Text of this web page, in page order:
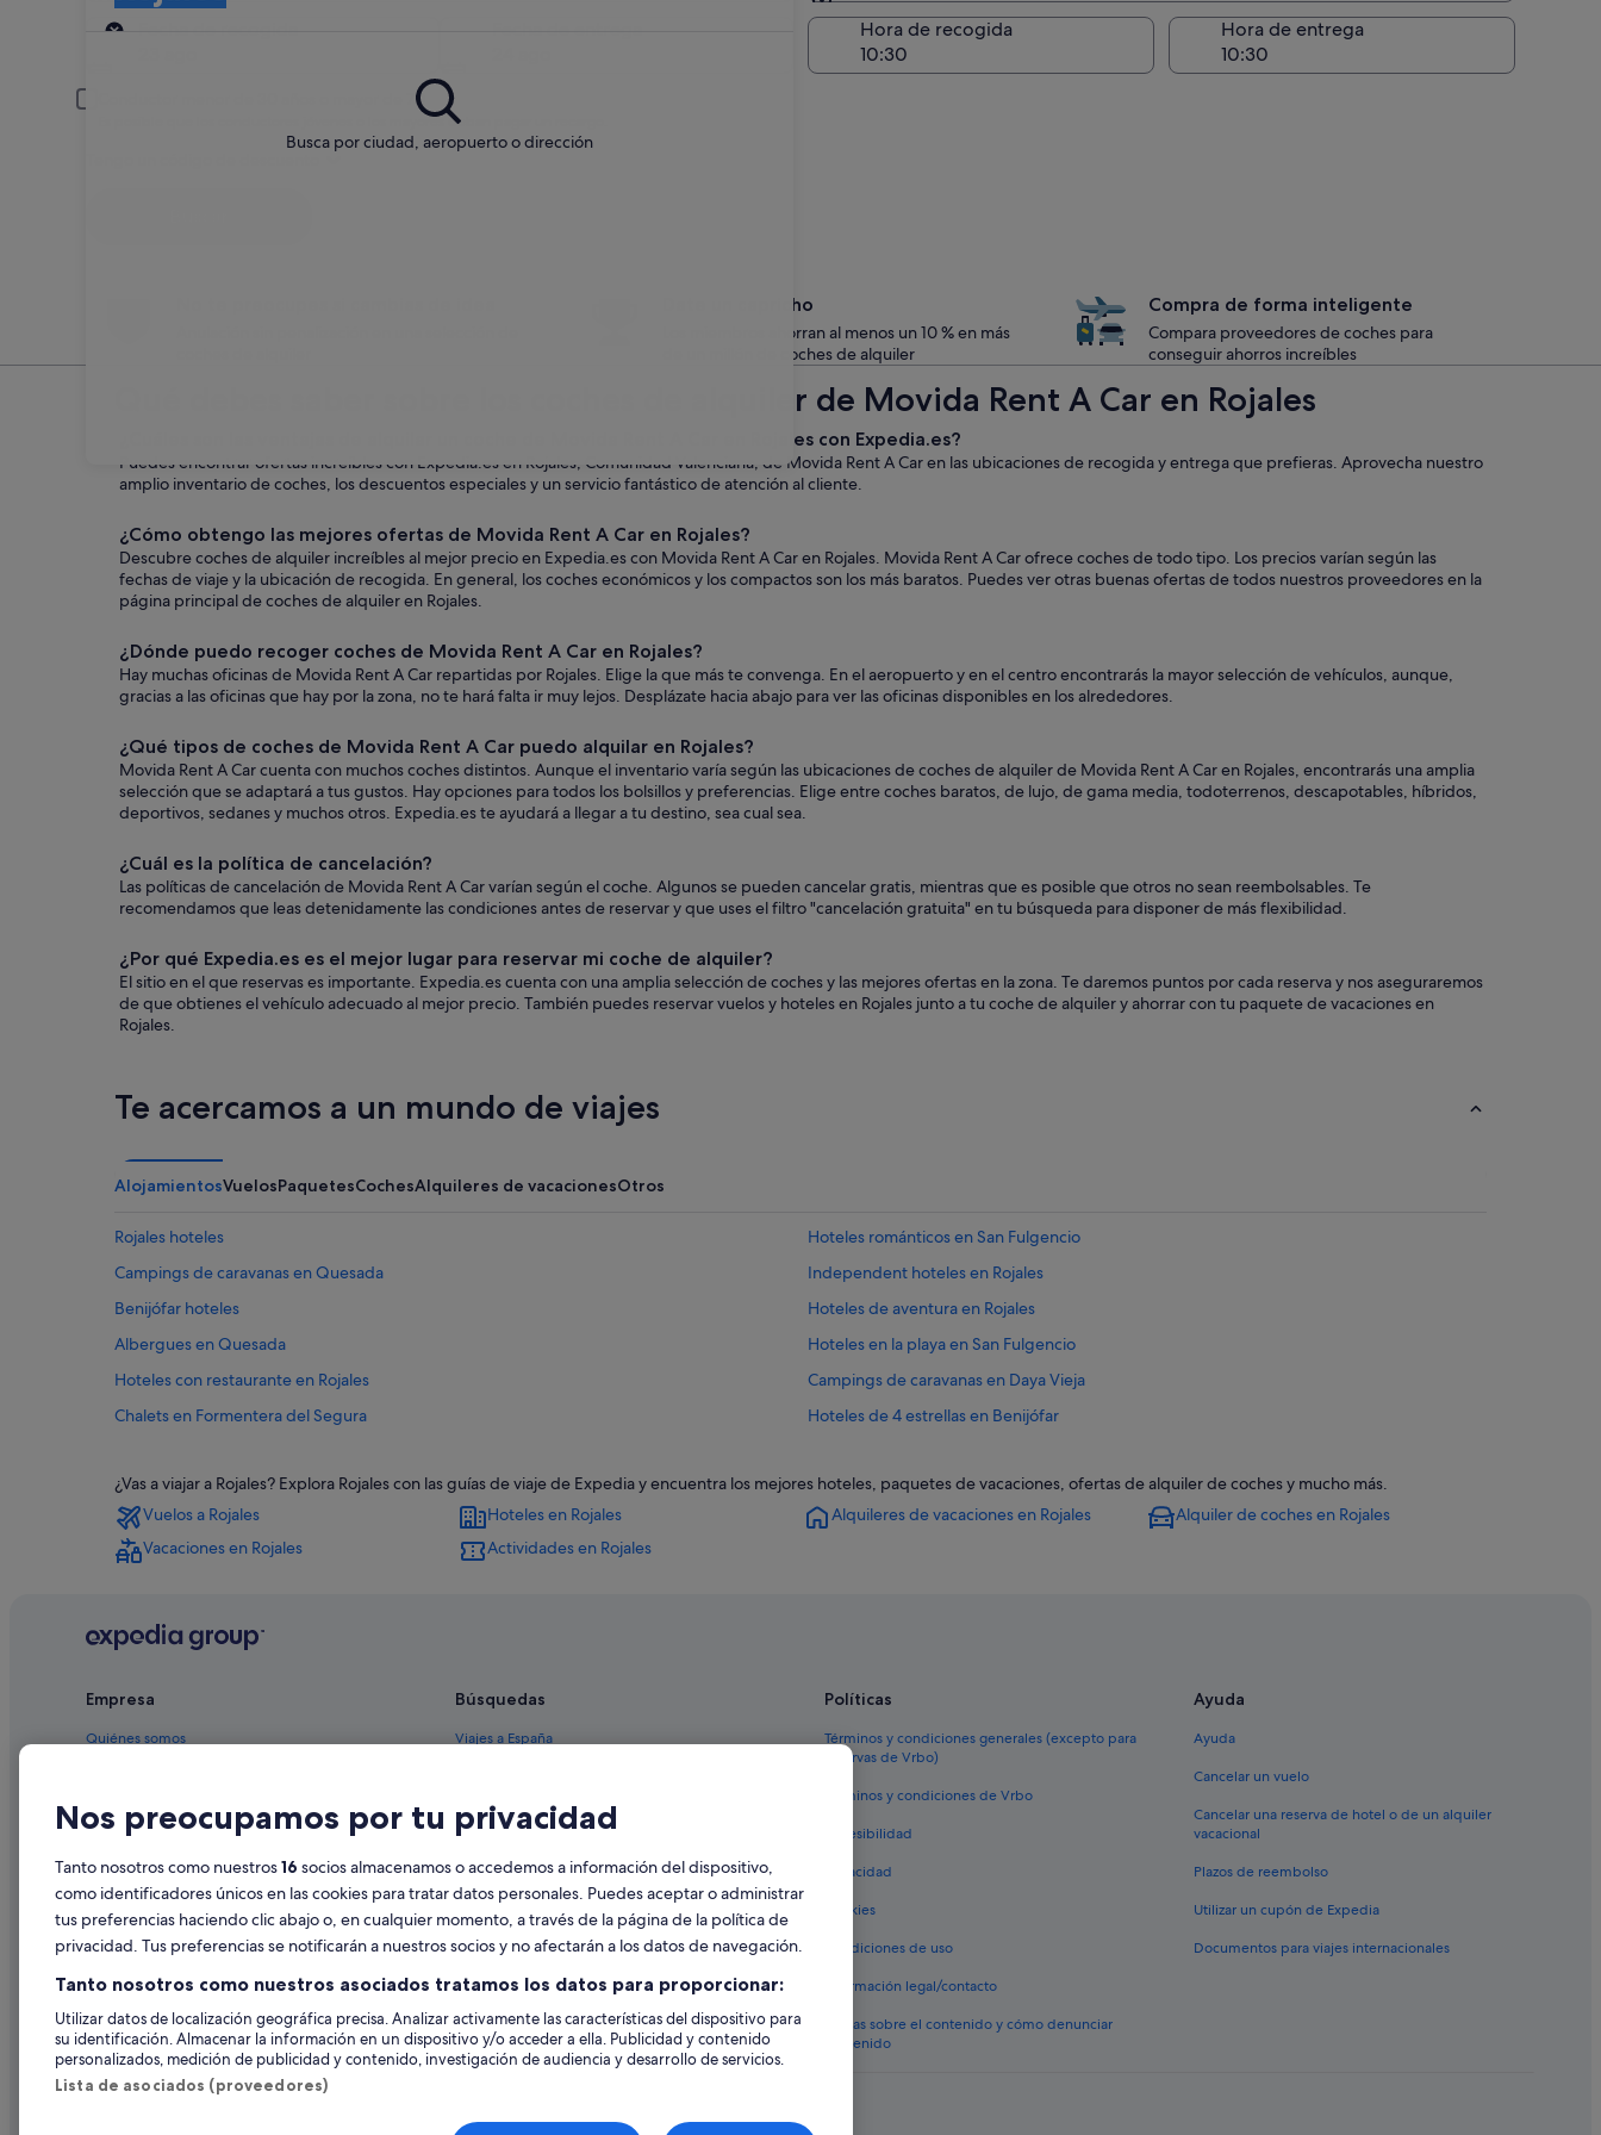
Busca por ciudad, aeropuerto o dirección
Recogida
Entrega en el lugar de recogida
Hora de recogida Hora de entrega
Conductor menor de 30 años o mayor de 70
Es posible que los conductores jóvenes o los mayores deban pagar un recargo.
Date un capricho
Los miembros ahorran al menos un 10 % en más
de un millón de coches de alquiler
Compra de forma inteligente
Compara proveedores de coches para
conseguir ahorros increíbles
Qué debes saber sobre los coches de alquiler de Movida Rent A Car en Rojales
¿Cuáles son las ventajas de alquilar un coche de Movida Rent A Car en Rojales con Expedia.es?
Puedes encontrar ofertas increíbles con Expedia.es en Rojales, Comunidad Valenciana, de Movida Rent A Car en las ubicaciones de recogida y entrega que prefieras. Aprovecha nuestro
amplio inventario de coches, los descuentos especiales y un servicio fantástico de atención al cliente.
¿Cómo obtengo las mejores ofertas de Movida Rent A Car en Rojales?
Descubre coches de alquiler increíbles al mejor precio en Expedia.es con Movida Rent A Car en Rojales. Movida Rent A Car ofrece coches de todo tipo. Los precios varían según las
fechas de viaje y la ubicación de recogida. En general, los coches económicos y los compactos son los más baratos. Puedes ver otras buenas ofertas de todos nuestros proveedores en la
página principal de coches de alquiler en Rojales.
¿Dónde puedo recoger coches de Movida Rent A Car en Rojales?
Hay muchas oficinas de Movida Rent A Car repartidas por Rojales. Elige la que más te convenga. En el aeropuerto y en el centro encontrarás la mayor selección de vehículos, aunque,
gracias a las oficinas que hay por la zona, no te hará falta ir muy lejos. Desplázate hacia abajo para ver las oficinas disponibles en los alrededores.
¿Qué tipos de coches de Movida Rent A Car puedo alquilar en Rojales?
Movida Rent A Car cuenta con muchos coches distintos. Aunque el inventario varía según las ubicaciones de coches de alquiler de Movida Rent A Car en Rojales, encontrarás una amplia
selección que se adaptará a tus gustos. Hay opciones para todos los bolsillos y preferencias. Elige entre coches baratos, de lujo, de gama media, todoterrenos, descapotables, híbridos,
deportivos, sedanes y muchos otros. Expedia.es te ayudará a llegar a tu destino, sea cual sea.
¿Cuál es la política de cancelación?
Las políticas de cancelación de Movida Rent A Car varían según el coche. Algunos se pueden cancelar gratis, mientras que es posible que otros no sean reembolsables. Te
recomendamos que leas detenidamente las condiciones antes de reservar y que uses el filtro "cancelación gratuita" en tu búsqueda para disponer de más flexibilidad.
¿Por qué Expedia.es es el mejor lugar para reservar mi coche de alquiler?
El sitio en el que reservas es importante. Expedia.es cuenta con una amplia selección de coches y las mejores ofertas en la zona. Te daremos puntos por cada reserva y nos aseguraremos
de que obtienes el vehículo adecuado al mejor precio. También puedes reservar vuelos y hoteles en Rojales junto a tu coche de alquiler y ahorrar con tu paquete de vacaciones en
Rojales.
Te acercamos a un mundo de viajes
AlojamientosVuelosPaquetesCochesAlquileres de vacacionesOtros
Rojales hoteles
Hoteles románticos en San Fulgencio
Campings de caravanas en Quesada
Independent hoteles en Rojales
Benijófar hoteles
Hoteles de aventura en Rojales
Albergues en Quesada
Hoteles en la playa en San Fulgencio
Hoteles con restaurante en Rojales
Campings de caravanas en Daya Vieja
Chalets en Formentera del Segura
Hoteles de 4 estrellas en Benijófar
Hoteles cerca de Campo de golf La Marquesa
Apartamentos en San Fulgencio
Chalets en Rojales
Hoteles de 3 estrellas en Benijófar
Hoteles que aceptan mascotas en Rojales
Hoteles con gimnasio en Rojales
Hoteles para familias en Rojales
Hoteles con casino en Rojales
Hoteles baratos en Rojales
Hoteles cerca de Parque acuático Rojales AquaPark
Hoteles en la playa en Rojales
Albergues en Rojales
Hoteles de 3 estrellas en Rojales
Hoteles con bar en Rojales
Pensiones en Benijófar
Condominios en Rojales
Posadas en Rojales
Campings de caravanas en Formentera del Segura
Villas en Rojales
¿Vas a viajar a Rojales? Explora Rojales con las guías de viaje de Expedia y encuentra los mejores hoteles, paquetes de vacaciones, ofertas de alquiler de coches y mucho más.
Vuelos a Rojales
Hoteles en Rojales Alquileres de vacaciones en Rojales
Alquiler de coches en Rojales
Vacaciones en Rojales
Actividades en Rojales
Empresa
Quiénes somos
Anuncia tu alojamiento
Prensa
Búsquedas
Viajes a España
Alquileres vacacionales España
Vuelos baratos en España
Alquiler de coches en España
Políticas
Términos y condiciones generales (excepto para
reservas de Vrbo)
Términos y condiciones de Vrbo
Accesibilidad
Privacidad
Cookies
Condiciones de uso
Información legal/contacto
Pautas sobre el contenido y cómo denunciar
contenido
Ayuda
Ayuda
Cancelar un vuelo
Cancelar una reserva de hotel o de un alquiler
vacacional
Plazos de reembolso
Utilizar un cupón de Expedia
Documentos para viajes internacionales
Nos preocupamos por tu privacidad
Tanto nosotros como nuestros16 socios almacenamos o accedemos a información del dispositivo,
como identificadores únicos en las cookies para tratar datos personales. Puedes aceptar o administrar
tus preferencias haciendo clic abajo o, en cualquier momento, a través de la página de la política de
privacidad. Tus preferencias se notificarán a nuestros socios y no afectarán a los datos de navegación.
Tanto nosotros como nuestros asociados tratamos los datos para proporcionar:
Utilizar datos de localización geográfica precisa. Analizar activamente las características del dispositivo para
su identificación. Almacenar la información en un dispositivo y/o acceder a ella. Publicidad y contenido
personalizados, medición de publicidad y contenido, investigación de audiencia y desarrollo de servicios.
Lista de asociados (proveedores)